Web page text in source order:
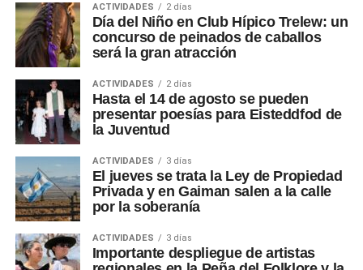
ACTIVIDADES 2 días
Día del Niño en Club Hípico Trelew: un
concurso de peinados de caballos
será la gran atracción
ACTIVIDADES 2 días
Hasta el 14 de agosto se pueden
presentar poesías para Eisteddfod de
la Juventud
ACTIVIDADES 3 días
El jueves se trata la Ley de Propiedad
Privada y en Gaiman salen a la calle
por la soberanía
ACTIVIDADES 3 días
Importante despliegue de artistas